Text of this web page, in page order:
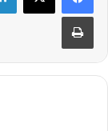
طباعة